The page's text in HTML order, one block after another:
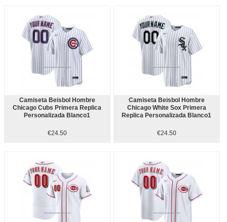
Camiseta Beisbol Hombre
Chicago Cubs Primera Replica
Personalizada Blanco1
€24.50
Camiseta Beisbol Hombre
Chicago White Sox Primera
Replica Personalizada Blanco1
€24.50